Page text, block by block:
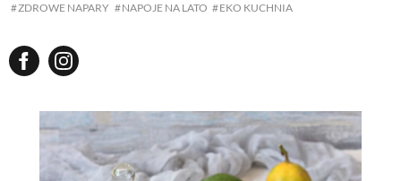
ZDROWE NAPARY NAPOJE NA LATO EKO KUCHNIA
PRZYRODA